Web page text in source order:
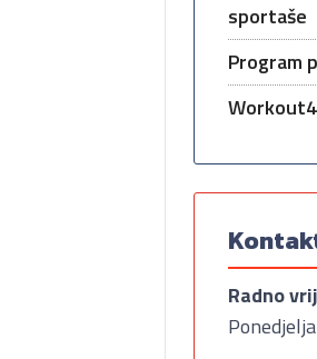
sportaše
Program
Radno